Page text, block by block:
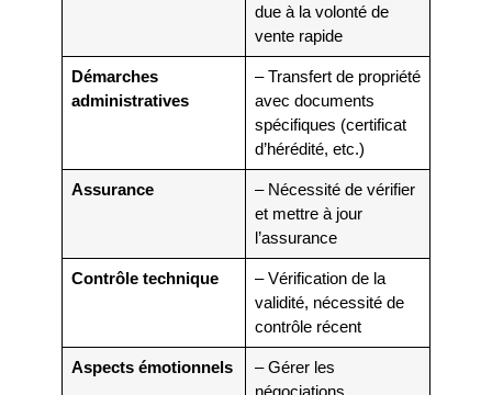
due à la volonté de
vente rapide
Démarches
administratives
– Transfert de propriété
avec documents
spécifiques (certificat
d’hérédité, etc.)
Assurance
– Nécessité de vérifier
et mettre à jour
l’assurance
Contrôle technique
– Vérification de la
validité, nécessité de
contrôle récent
Aspects émotionnels
– Gérer les
négociations